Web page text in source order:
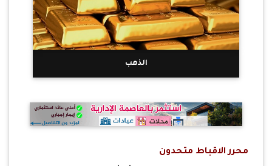
الذهب
محرر الاقباط متحدون